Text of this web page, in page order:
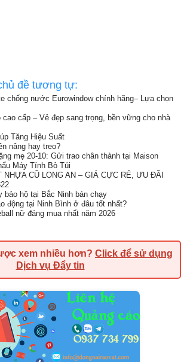
đề tương tự:
chống nước Eurowindow chính hãng– Lựa chọn
cao cấp – Vẻ đẹp sang trọng, bền vững cho nhà
Tăng Hiệu Suất
nâng hay treo?
mẹ 20-10: Gửi trao chân thành tại Maison
Máy Tính Bỏ Túi
NHỰA CŨ LONG AN – GIÁ CỰC RẺ, ƯU ĐÃI
bảo hộ tại Bắc Ninh bán chạy
động tại Ninh Bình ở đâu tốt nhất?
nữ đáng mua nhất năm 2026
xem nhiều hơn? Click để sử dụng
Dịch vụ Đẩy tin